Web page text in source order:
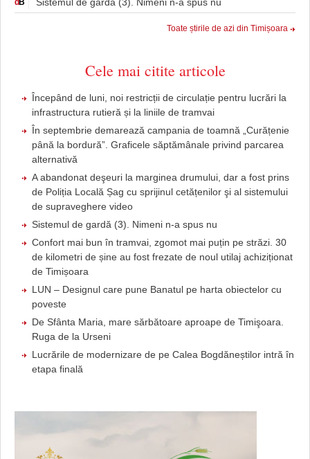
d B Sistemul de gardă (3). Nimeni n-a spus nu
Toate știrile de azi din Timișoara
Cele mai citite articole
Începând de luni, noi restricții de circulație pentru lucrări la
infrastructura rutieră și la liniile de tramvai
În septembrie demarează campania de toamnă „Curățenie
până la bordură”. Graficele săptămânale privind parcarea
alternativă
A abandonat deşeuri la marginea drumului, dar a fost prins
de Poliția Locală Șag cu sprijinul cetățenilor şi al sistemului
de supraveghere video
Sistemul de gardă (3). Nimeni n-a spus nu
Confort mai bun în tramvai, zgomot mai puțin pe străzi. 30
de kilometri de șine au fost frezate de noul utilaj achiziționat
de Timișoara
LUN – Designul care pune Banatul pe harta obiectelor cu
poveste
De Sfânta Maria, mare sărbătoare aproape de Timişoara.
Ruga de la Urseni
Lucrările de modernizare de pe Calea Bogdăneștilor intră în
etapa finală